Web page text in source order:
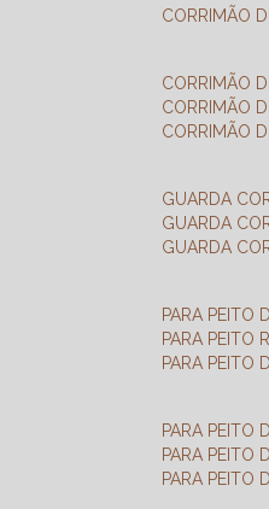
CORRIMÃO
CORRIMÃO
CORRIMÃO
CORRIMÃO
GUARDA
GUARDA
GUARDA
PARA PEITO
PARA PEITO
PARA PEITO
PARA PEITO
PARA
PARA